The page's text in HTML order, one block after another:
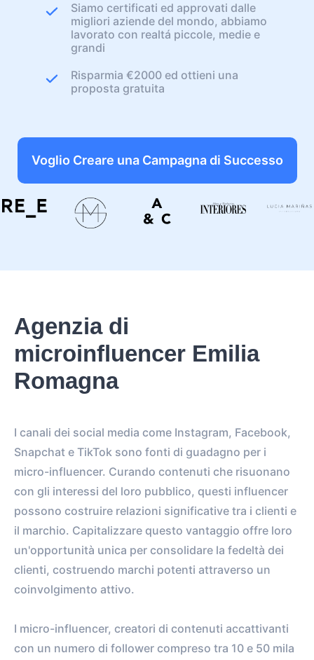
Siamo certificati ed approvati dalle
migliori aziende del mondo, abbiamo
lavorato con realtá piccole, medie e
grandi
Risparmia €2000 ed ottieni una
proposta gratuita
Voglio Creare una Campagna di Successo
Agenzia di
microinfluencer Emilia
Romagna
I canali dei social media come Instagram, Facebook,
Snapchat e TikTok sono fonti di guadagno per i
micro-influencer. Curando contenuti che risuonano
con gli interessi del loro pubblico, questi influencer
possono costruire relazioni significative tra i clienti e
il marchio. Capitalizzare questo vantaggio offre loro
un'opportunità unica per consolidare la fedeltà dei
clienti, costruendo marchi potenti attraverso un
coinvolgimento attivo.
I micro-influencer, creatori di contenuti accattivanti
con un numero di follower compreso tra 10 e 50 mila